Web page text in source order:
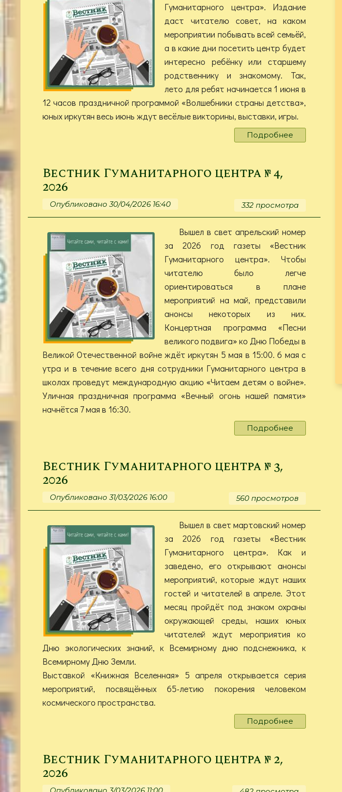
Гуманитарного центра». Издание
даст читателю совет, на каком
мероприятии побывать всей семьёй,
а в какие дни посетить центр будет
интересно ребёнку или старшему
родственнику и знакомому. Так,
лето для ребят начинается 1 июня в
12 часов праздничной программой «Волшебники страны детства»,
юных иркутян весь июнь ждут весёлые викторины, выставки, игры.
Подробнее
Вестник
2026
Вестник Гуманитарного центра № 4,
2026
Опубликовано 30/04/2026 16:40 332 просмотра
Вышел в свет апрельский номер
за 2026 год газеты «Вестник
Гуманитарного центра». Чтобы
читателю было легче
ориентироваться в плане
мероприятий на май, представили
анонсы некоторых из них.
Концертная программа «Песни
великого подвига» ко Дню Победы в
Великой Отечественной войне ждёт иркутян 5 мая в 15:00. 6 мая с
утра и в течение всего дня сотрудники Гуманитарного центра в
школах проведут международную акцию «Читаем детям о войне».
Уличная праздничная программа «Вечный огонь нашей памяти»
начнётся 7 мая в 16:30.
Подробнее
Вестник
2026
Вестник Гуманитарного центра № 3,
2026
Опубликовано 31/03/2026 16:00 560 просмотров
Вышел в свет мартовский номер
за 2026 год газеты «Вестник
Гуманитарного центра». Как и
заведено, его открывают анонсы
мероприятий, которые ждут наших
гостей и читателей в апреле. Этот
месяц пройдёт под знаком охраны
окружающей среды, наших юных
читателей ждут мероприятия ко
Дню экологических знаний, к Всемирному дню подснежника, к
Всемирному Дню Земли.
Выставкой «Книжная Вселенная» 5 апреля открывается серия
мероприятий, посвящённых 65-летию покорения человеком
космического пространства.
Подробнее
Вестник
2026
Вестник Гуманитарного центра № 2,
2026